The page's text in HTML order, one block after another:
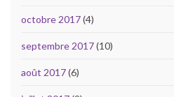
octobre 2017(4)
septembre 2017(10)
août 2017(6)